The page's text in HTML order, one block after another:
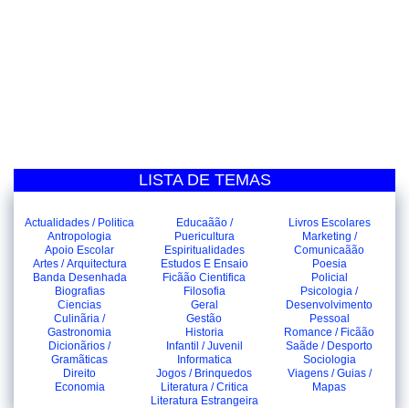
LISTA DE TEMAS
Actualidades / Politica
Antropologia
Apoio Escolar
Artes / Arquitectura
Banda Desenhada
Biografias
Ciencias
Culinãria /
Gastronomia
Dicionãrios /
Gramãticas
Direito
Economia
Educaãão /
Puericultura
Espiritualidades
Estudos E Ensaio
Ficãão Cientifica
Filosofia
Geral
Gestão
Historia
Infantil / Juvenil
Informatica
Jogos / Brinquedos
Literatura / Critica
Literatura Estrangeira
Livros Escolares
Marketing /
Comunicaãão
Poesia
Policial
Psicologia /
Desenvolvimento
Pessoal
Romance / Ficãão
Saãde / Desporto
Sociologia
Viagens / Guias /
Mapas